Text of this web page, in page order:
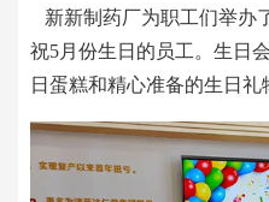
新新制药厂为职工们举办
祝5月份生日的员工。生日
日蛋糕和精心准备的生日礼